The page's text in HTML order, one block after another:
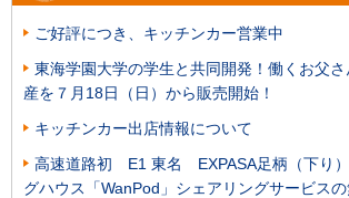
ご好評につき、キッチンカー営業中
東海学園大学の学生と共同開発！働くお父
産を７月18日（日）から販売開始！
キッチンカー出店情報について
高速道路初 E1 東名 EXPASA足柄（下り）
グハウス「WanPod」シェアリングサービス